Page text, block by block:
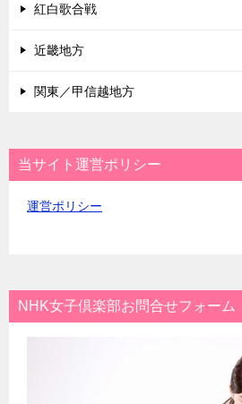
紅白歌合戦
近畿地方
関東／甲信越地方
当サイト運営ポリシー
運営ポリシー
NHK女子倶楽部お問合せフォーム